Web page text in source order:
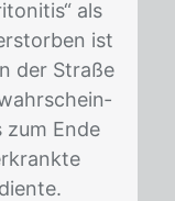
als
ist
der Stra­ße
zum Ende